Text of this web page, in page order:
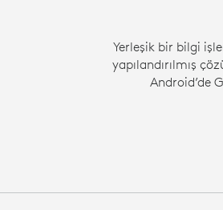
Yerleşik bir bilgi
yapılandırılmış
Android’de